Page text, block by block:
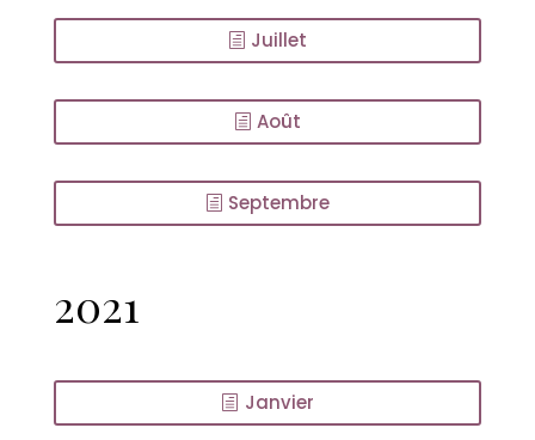
Juillet
Août
Septembre
2021
Janvier